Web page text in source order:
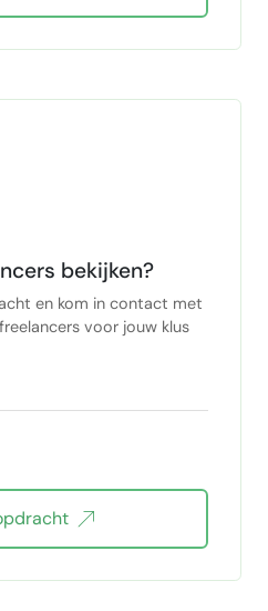
bekijken?
en kom in contact met
voor jouw klus